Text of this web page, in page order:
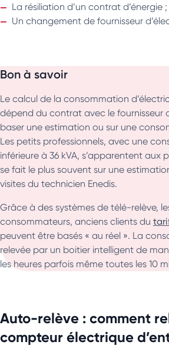
La résiliation d’un contrat d’énergie ;
Un changement de fournisseur
Bon à savoir
Le calcul de la consommation
dépend du contrat avec le fournisseur
baser une estimation ou sur une
Les petits professionnels, avec une
inférieure à 36 kVA, s’apparentent aux
se fait le plus souvent sur une
visites du technicien Enedis.
Grâce à des systèmes de télé-relève,
consommateurs, anciens clients du
peuvent être basés « au réel ». La
relevée par un boitier intelligent de
les heures parfois même toutes les 10
Auto-relève : comment
compteur électrique